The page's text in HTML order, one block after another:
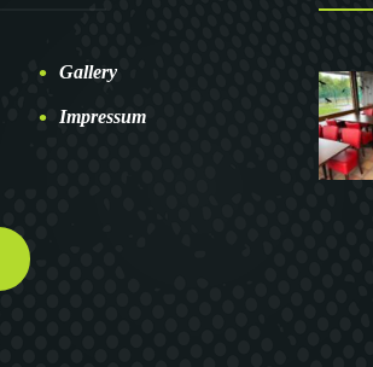
Gallery
Impressum